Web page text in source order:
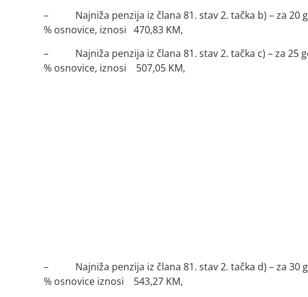
– Najniža penzija iz člana 81. stav 2. tačka b) – za 20
% osnovice, iznosi 470,83 KM,
– Najniža penzija iz člana 81. stav 2. tačka c) – za 25
% osnovice, iznosi 507,05 KM,
– Najniža penzija iz člana 81. stav 2. tačka d) – za 30
% osnovice iznosi 543,27 KM,